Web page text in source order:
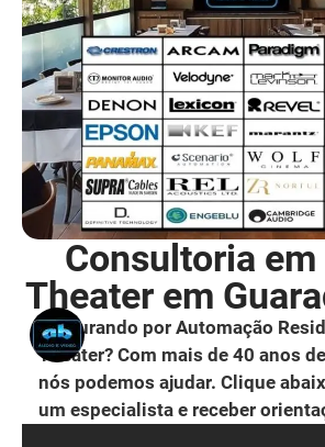
Consultoria
Theater em
Procurando por Automação
Theater? Com mais de 40 anos
nós podemos ajudar. Clique
um especialista e receber